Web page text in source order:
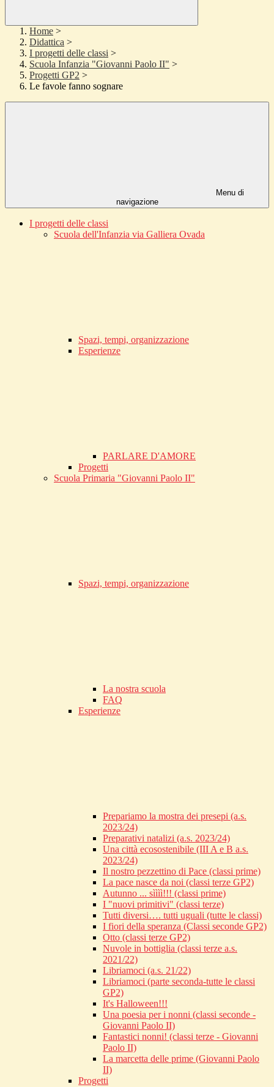
Home >
Didattica >
I progetti delle classi >
Scuola Infanzia "Giovanni Paolo II" >
Progetti GP2 >
Le favole fanno sognare
Menu di
navigazione
I progetti delle classi
Scuola dell'Infanzia via Galliera Ovada
Spazi, tempi, organizzazione
Esperienze
PARLARE D'AMORE
Progetti
Scuola Primaria "Giovanni Paolo II"
Spazi, tempi, organizzazione
La nostra scuola
FAQ
Esperienze
Prepariamo la mostra dei presepi (a.s.
2023/24)
Preparativi natalizi (a.s. 2023/24)
Una città ecosostenibile (III A e B a.s.
2023/24)
Il nostro pezzettino di Pace (classi prime)
La pace nasce da noi (classi terze GP2)
Autunno ... sìììì!!! (classi prime)
I "nuovi primitivi" (classi terze)
Tutti diversi…. tutti uguali (tutte le classi)
I fiori della speranza (Classi seconde GP2)
Otto (classi terze GP2)
Nuvole in bottiglia (classi terze a.s.
2021/22)
Libriamoci (a.s. 21/22)
Libriamoci (parte seconda-tutte le classi
GP2)
It's Halloween!!!
Una poesia per i nonni (classi seconde -
Giovanni Paolo II)
Fantastici nonni! (classi terze - Giovanni
Paolo II)
La marcetta delle prime (Giovanni Paolo
II)
Progetti